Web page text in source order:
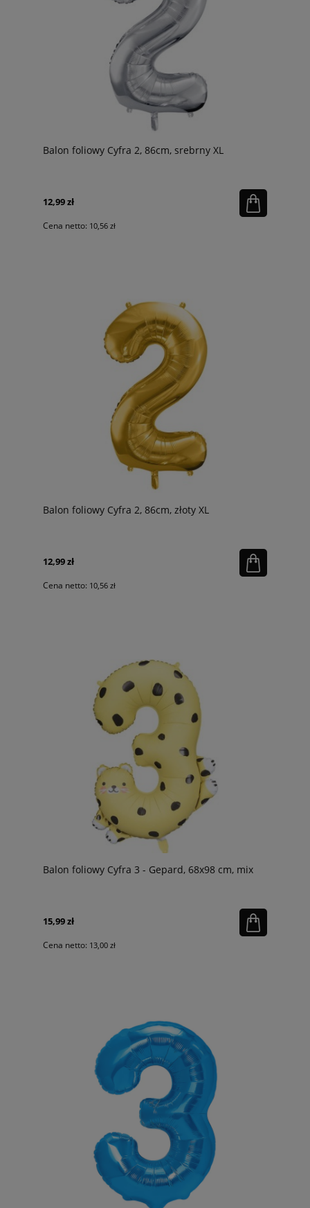
Balon foliowy Cyfra 2, 86cm, srebrny XL
12,99 zł
Cena netto: 10,56 zł
Balon foliowy Cyfra 2, 86cm, złoty XL
12,99 zł
Cena netto: 10,56 zł
Balon foliowy Cyfra 3 - Gepard, 68x98 cm, mix
15,99 zł
Cena netto: 13,00 zł